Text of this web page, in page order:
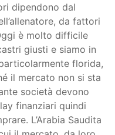
dipendono dal
da fattori
è molto difficile
giusti e siamo in
florida,
il mercato non si sta
società devono
finanziari quindi
L’Arabia Saudita